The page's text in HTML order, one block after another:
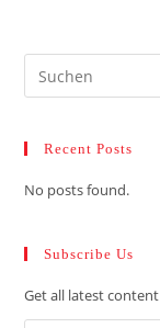
Recent Posts
No posts found.
Subscribe Us
Get all latest